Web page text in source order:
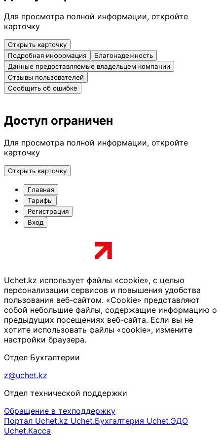
Для просмотра полной информации, откройте
карточку
Открыть карточку
Подробная информация
Благонадежность
Данные предоставляемые владельцем компании
Отзывы пользователей
Сообщить об ошибке
Доступ ограничен
Для просмотра полной информации, откройте
карточку
Открыть карточку
Главная
Тарифы
Регистрация
Вход
Uchet.kz использует файлы «cookie», с целью
персонализации сервисов и повышения удобства
пользования веб-сайтом. «Cookie» представляют
собой небольшие файлы, содержащие информацию о
предыдущих посещениях веб-сайта. Если вы не
хотите использовать файлы «cookie», измените
настройки браузера.
Отдел Бухгалтерии
z@uchet.kz
Отдел технической поддержки
Обращение в техподдержку
Портал Uchet.kz Uchet.Бухгалтерия Uchet.ЭДО
Uchet.Касса